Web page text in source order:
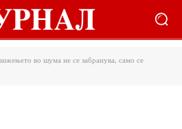
во шума не се забранува, само се